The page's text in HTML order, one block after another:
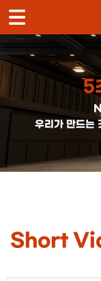
5
우리가 만드는
Short